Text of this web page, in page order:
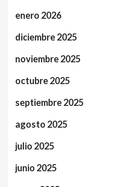
enero 2026
diciembre 2025
noviembre 2025
octubre 2025
septiembre 2025
agosto 2025
julio 2025
junio 2025